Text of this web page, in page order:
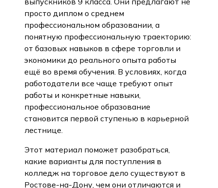
просто диплом о среднем
профессиональном образовании, а
понятную профессиональную траекторию:
от базовых навыков в сфере торговли и
экономики до реального опыта работы
ещё во время обучения. В условиях, когда
работодатели все чаще требуют опыт
работы и конкретные навыки,
профессиональное образование
становится первой ступенью в карьерной
лестнице.
Этот материал поможет разобраться,
какие варианты для поступления в
колледж на торговое дело существуют в
Ростове-на-Дону, чем они отличаются и